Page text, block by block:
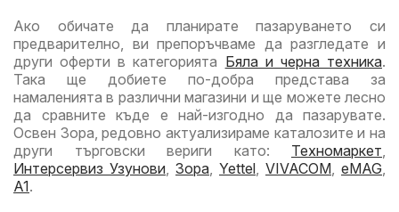
Ако обичате да планирате пазаруването си
предварително, ви препоръчваме да разгледате и
други оферти в категорията Бяла и черна техника.
Така ще добиете по-добра представа за
намаленията в различни магазини и ще можете лесно
да сравните къде е най-изгодно да пазарувате.
Освен Зора, редовно актуализираме каталозите и на
други търговски вериги като: Техномаркет,
Интерсервиз Узунови, Зора, Yettel, VIVACOM, eMAG,
A1.